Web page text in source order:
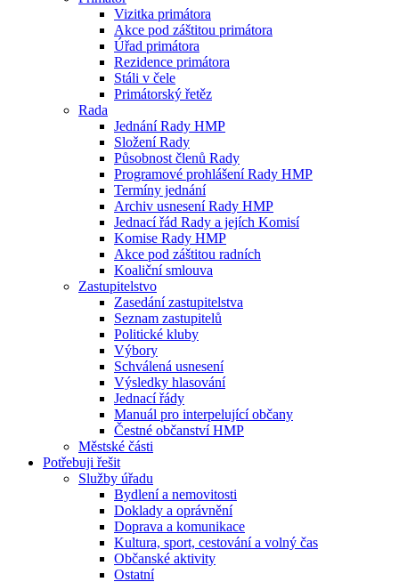
Vizitka primátora
Akce pod záštitou primátora
Úřad primátora
Rezidence primátora
Stáli v čele
Primátorský řetěz
Rada
Jednání Rady HMP
Složení Rady
Působnost členů Rady
Programové prohlášení Rady HMP
Termíny jednání
Archiv usnesení Rady HMP
Jednací řád Rady a jejích Komisí
Komise Rady HMP
Akce pod záštitou radních
Koaliční smlouva
Zastupitelstvo
Zasedání zastupitelstva
Seznam zastupitelů
Politické kluby
Výbory
Schválená usnesení
Výsledky hlasování
Jednací řády
Manuál pro interpelující občany
Čestné občanství HMP
Městské části
Potřebuji řešit
Služby úřadu
Bydlení a nemovitosti
Doklady a oprávnění
Doprava a komunikace
Kultura, sport, cestování a volný čas
Občanské aktivity
Ostatní